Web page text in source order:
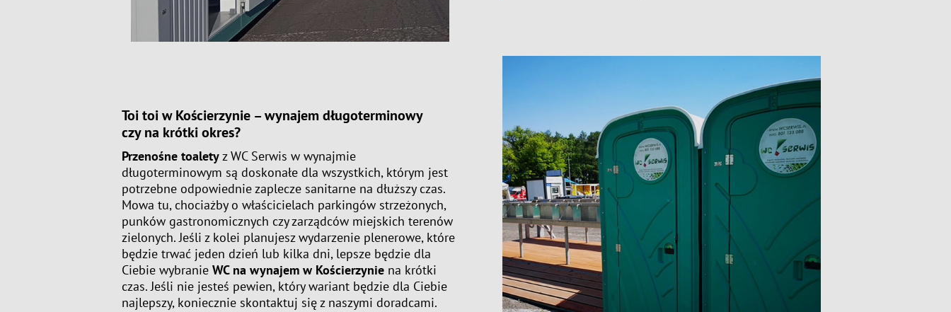
Toi toi w Kościerzynie – wynajem długoterminowy
czy na krótki okres?
Przenośne toaletyz WC Serwis w wynajmie
długoterminowym są doskonałe dla wszystkich, którym jest
potrzebne odpowiednie zaplecze sanitarne na dłuższy czas.
Mowa tu, chociażby o właścicielach parkingów strzeżonych,
punków gastronomicznych czy zarządców miejskich terenów
zielonych. Jeśli z kolei planujesz wydarzenie plenerowe, które
będzie trwać jeden dzień lub kilka dni, lepsze będzie dla
Ciebie wybranie WC na wynajem w Kościerzynie na krótki
czas. Jeśli nie jesteś pewien, który wariant będzie dla Ciebie
najlepszy, koniecznie skontaktuj się z naszymi doradcami.